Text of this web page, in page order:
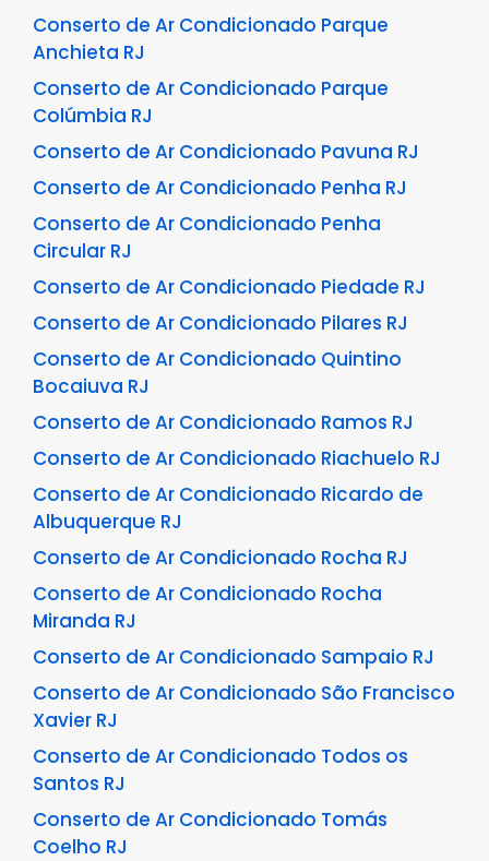
Conserto de Ar Condicionado Parque
Anchieta RJ
Conserto de Ar Condicionado Parque
Colúmbia RJ
Conserto de Ar Condicionado Pavuna RJ
Conserto de Ar Condicionado Penha RJ
Conserto de Ar Condicionado Penha
Circular RJ
Conserto de Ar Condicionado Piedade RJ
Conserto de Ar Condicionado Pilares RJ
Conserto de Ar Condicionado Quintino
Bocaiuva RJ
Conserto de Ar Condicionado Ramos RJ
Conserto de Ar Condicionado Riachuelo RJ
Conserto de Ar Condicionado Ricardo de
Albuquerque RJ
Conserto de Ar Condicionado Rocha RJ
Conserto de Ar Condicionado Rocha
Miranda RJ
Conserto de Ar Condicionado Sampaio RJ
Conserto de Ar Condicionado São Francisco
Xavier RJ
Conserto de Ar Condicionado Todos os
Santos RJ
Conserto de Ar Condicionado Tomás
Coelho RJ